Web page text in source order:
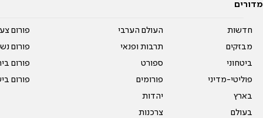
מדורים
חדשות
מבזקים
ביטחוני
פוליטי-מדיני
בארץ
בעולם
העולם הערבי
תרבות ופנאי
ספורט
פורומים
יהדות
צרכנות
פורום
פורום
פורום
פורום